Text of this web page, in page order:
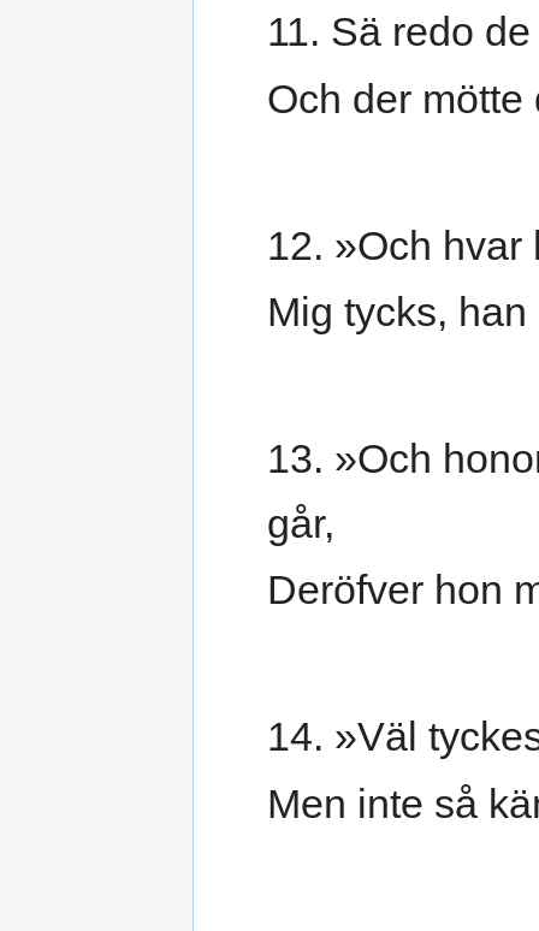
11. Sä redo
Och der
12. »Och hvar
Mig tycks,
13. »Och
går,
Deröfver hon
14. »Väl
Men inte så